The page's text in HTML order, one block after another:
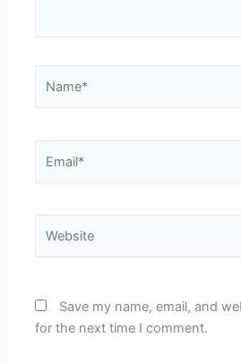
Save my name, email, and
for the next time I comment.